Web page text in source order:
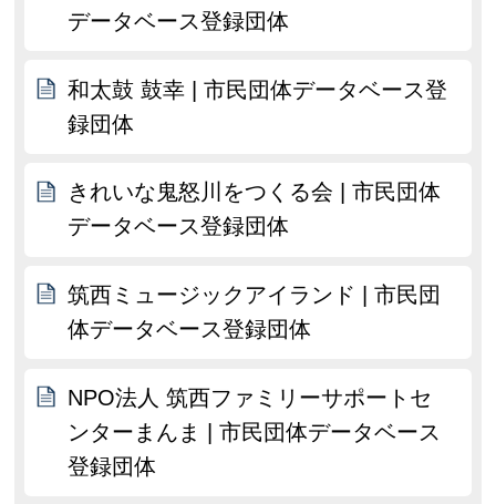
データベース登録団体
和太鼓 鼓幸 | 市民団体データベース登
録団体
きれいな鬼怒川をつくる会 | 市民団体
データベース登録団体
筑西ミュージックアイランド | 市民団
体データベース登録団体
NPO法人 筑西ファミリーサポートセ
ンターまんま | 市民団体データベース
登録団体